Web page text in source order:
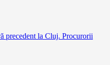
precedent la Cluj. Procurorii